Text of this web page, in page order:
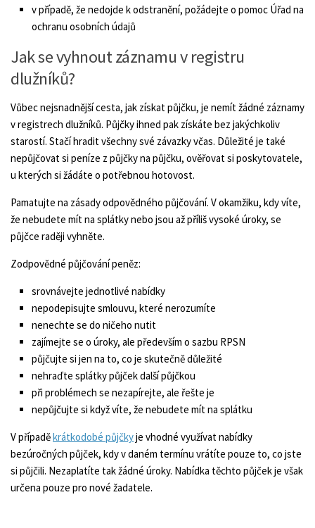
v případě, že nedojde k odstranění, požádejte o pomoc Úřad na
ochranu osobních údajů
Jak se vyhnout záznamu v registru
dlužníků?
Vůbec nejsnadnější cesta, jak získat půjčku, je nemít žádné záznamy
v registrech dlužníků. Půjčky ihned pak získáte bez jakýchkoliv
starostí. Stačí hradit všechny své závazky včas. Důležité je také
nepůjčovat si peníze z půjčky na půjčku, ověřovat si poskytovatele,
u kterých si žádáte o potřebnou hotovost.
Pamatujte na zásady odpovědného půjčování. V okamžiku, kdy víte,
že nebudete mít na splátky nebo jsou až příliš vysoké úroky, se
půjčce raději vyhněte.
Zodpovědné půjčování peněz:
srovnávejte jednotlivé nabídky
nepodepisujte smlouvu, které nerozumíte
nenechte se do ničeho nutit
zajímejte se o úroky, ale především o sazbu RPSN
půjčujte si jen na to, co je skutečně důležité
nehraďte splátky půjček další půjčkou
při problémech se nezapírejte, ale řešte je
nepůjčujte si když víte, že nebudete mít na splátku
V případěkrátkodobé půjčkyje vhodné využívat nabídky
bezúročných půjček, kdy v daném termínu vrátíte pouze to, co jste
si půjčili. Nezaplatíte tak žádné úroky. Nabídka těchto půjček je však
určena pouze pro nové žadatele.